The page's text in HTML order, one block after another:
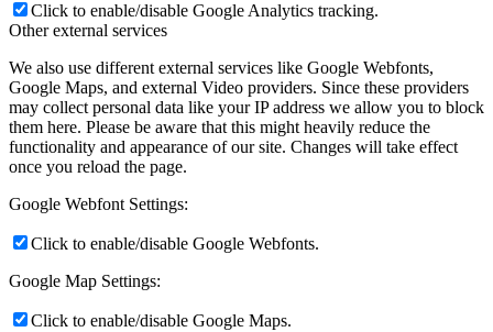
Click to enable/disable Google Analytics tracking.
Other external services
We also use different external services like Google Webfonts,
Google Maps, and external Video providers. Since these providers
may collect personal data like your IP address we allow you to block
them here. Please be aware that this might heavily reduce the
functionality and appearance of our site. Changes will take effect
once you reload the page.
Google Webfont Settings:
Click to enable/disable Google Webfonts.
Google Map Settings:
Click to enable/disable Google Maps.